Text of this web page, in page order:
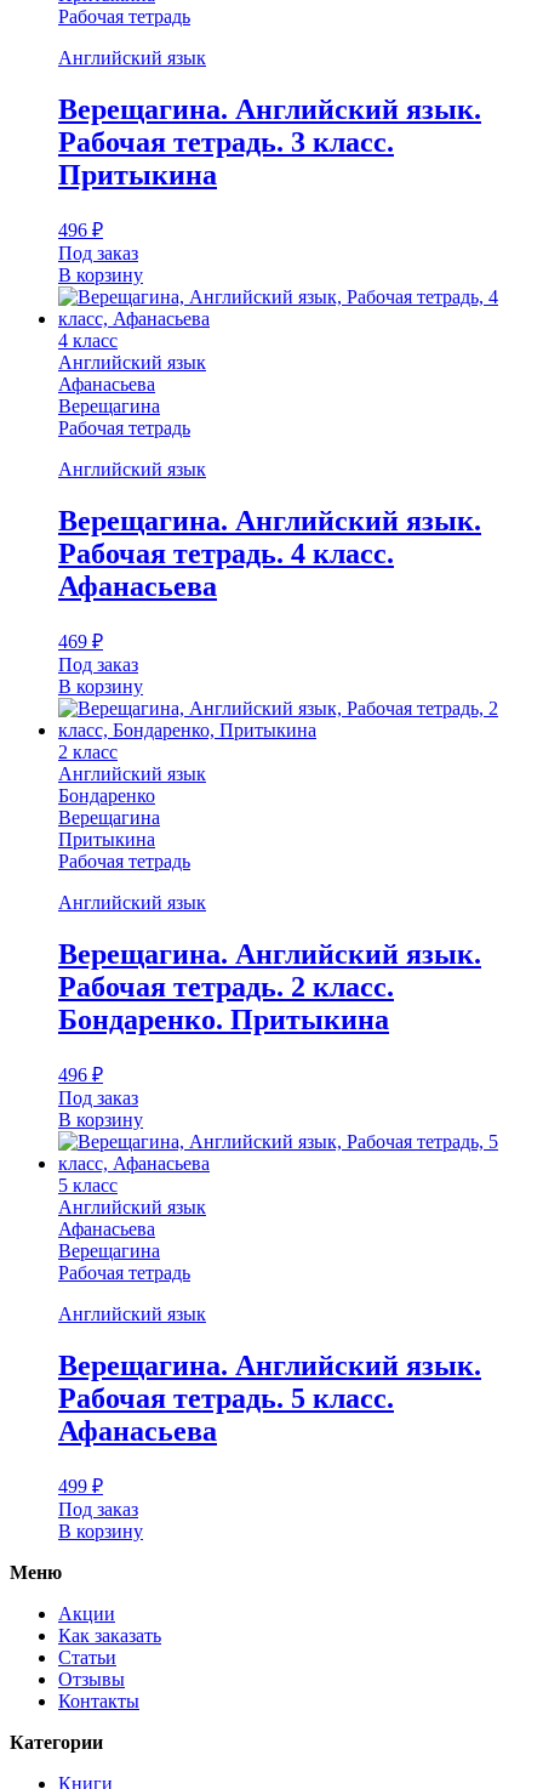
Рабочая тетрадь
Английский язык
Верещагина. Английский язык.
Рабочая тетрадь. 3 класс.
Притыкина
496 ₽
Под заказ
В корзину
4 класс
Английский язык
Афанасьева
Верещагина
Рабочая тетрадь
Английский язык
Верещагина. Английский язык.
Рабочая тетрадь. 4 класс.
Афанасьева
469 ₽
Под заказ
В корзину
2 класс
Английский язык
Бондаренко
Верещагина
Притыкина
Рабочая тетрадь
Английский язык
Верещагина. Английский язык.
Рабочая тетрадь. 2 класс.
Бондаренко. Притыкина
496 ₽
Под заказ
В корзину
5 класс
Английский язык
Афанасьева
Верещагина
Рабочая тетрадь
Английский язык
Верещагина. Английский язык.
Рабочая тетрадь. 5 класс.
Афанасьева
499 ₽
Под заказ
В корзину
Меню
Акции
Как заказать
Статьи
Отзывы
Контакты
Категории
Книги